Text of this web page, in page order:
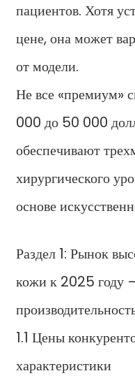
пациентов. Хотя
цене, она может
от модели.
Не все «премиум»
000 до 50 000
обеспечивают
хирургического
основе
Раздел 1: Рынок
кожи к 2025 году
1.1 Цены
характеристики